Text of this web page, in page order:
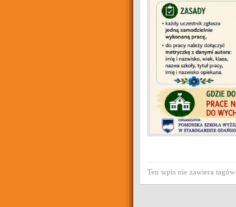
Ten wpis nie zawiera tagów